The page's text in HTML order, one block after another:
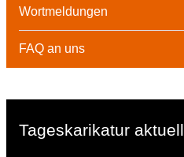
Wortmeldungen
FAQ an uns
Tageskarikatur aktuell